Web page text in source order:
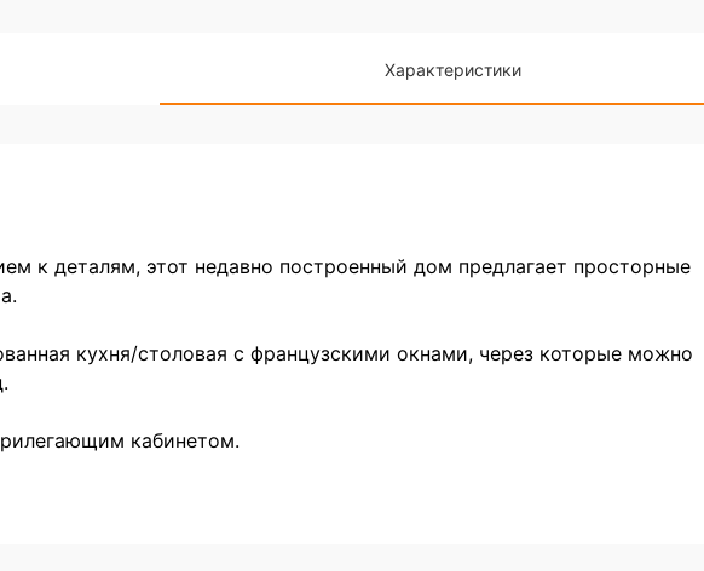
Характеристики
к деталям, этот недавно построенный дом предлагает просторные
кухня/столовая с французскими окнами, через которые можно
кабинетом.